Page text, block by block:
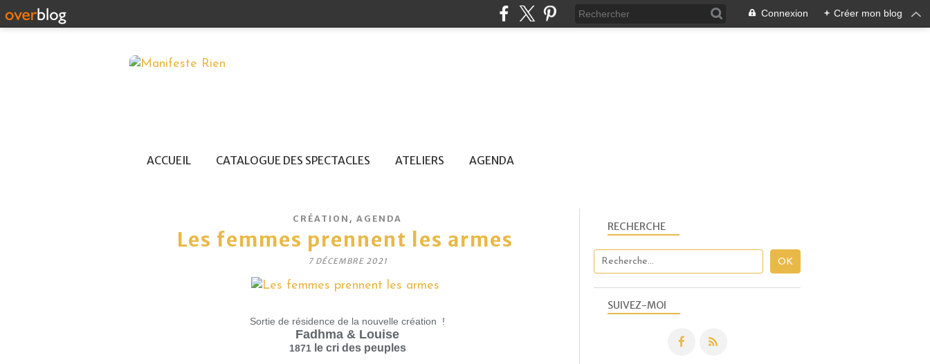
Connexion + Créer mon blog
ACCUEIL CATALOGUE DES SPECTACLES ATELIERS AGENDA
CRÉATION , AGENDA
Les femmes prennent les armes
7 DÉCEMBRE 2021
Sortie de résidence de la nouvelle création !
Fadhma & Louise
1871 le cri des peuples
SUIVEZ-MOI
RECHERCHE